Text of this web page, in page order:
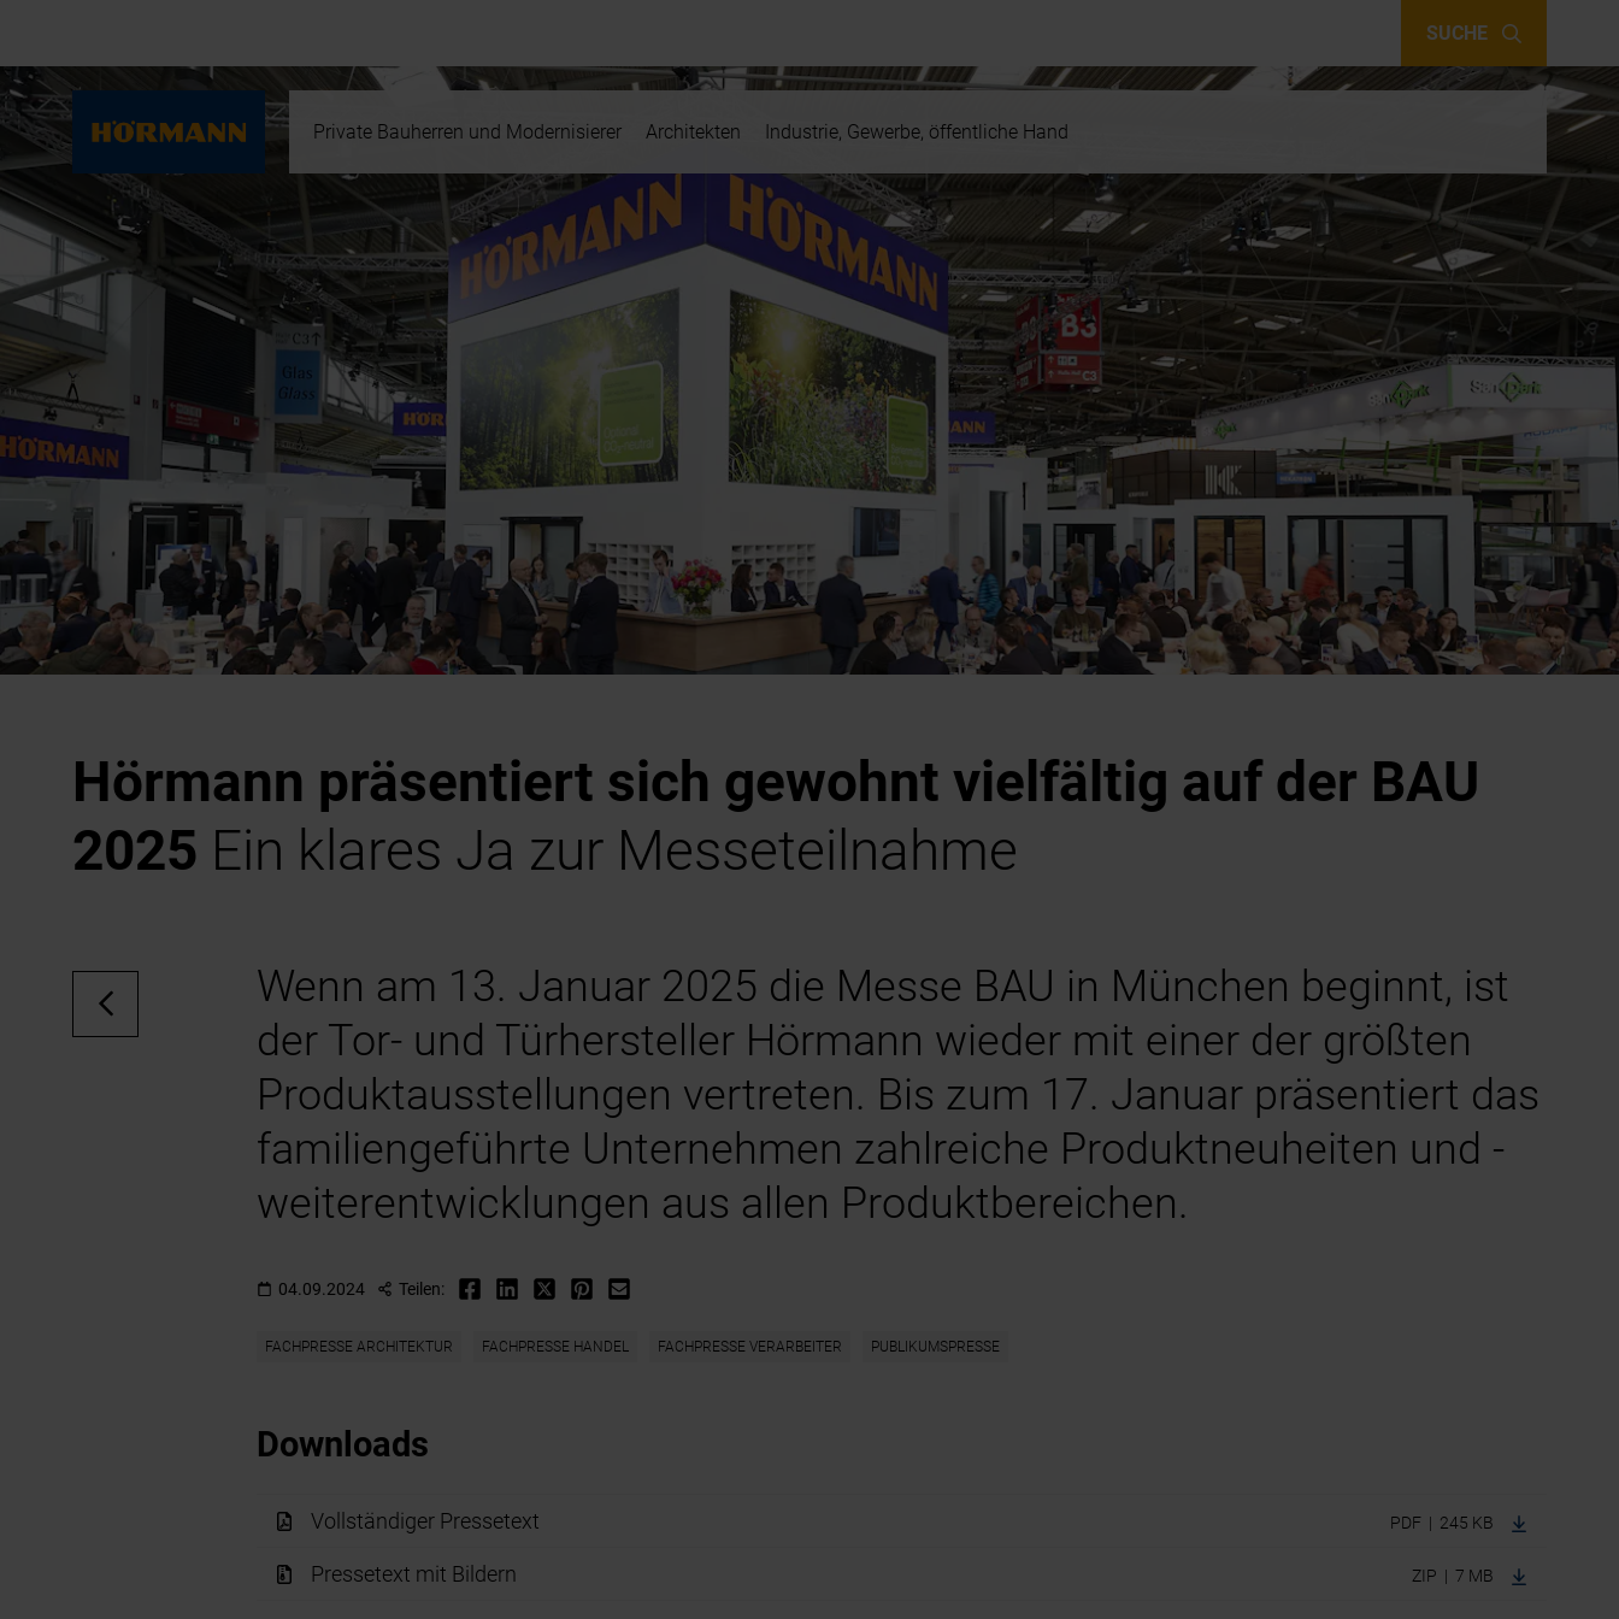
SUCHE
Private Bauherren und Modernisierer Architekten Industrie, Gewerbe, öffentliche Hand
Hörmann präsentiert sich gewohnt vielfältig auf der BAU
2025 Ein klares Ja zur Messeteilnahme
Wenn am 13. Januar 2025 die Messe BAU in München beginnt, ist
der Tor- und Türhersteller Hörmann wieder mit einer der größten
Produktausstellungen vertreten. Bis zum 17. Januar präsentiert das
familiengeführte Unternehmen zahlreiche Produktneuheiten und -
weiterentwicklungen aus allen Produktbereichen.
04.09.2024 Teilen:
FACHPRESSE ARCHITEKTUR FACHPRESSE HANDEL FACHPRESSE VERARBEITER PUBLIKUMSPRESSE
Downloads
Vollständiger Pressetext PDF | 245 KB
Pressetext mit Bildern ZIP | 7 MB